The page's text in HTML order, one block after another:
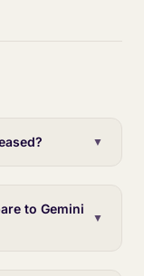
▼
to Gemini
▼